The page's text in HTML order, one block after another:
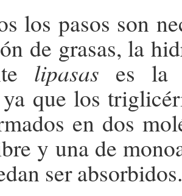
los pasos son
de grasas, la
lipasas es la
que los
en dos
y una de
ser absorbidos.